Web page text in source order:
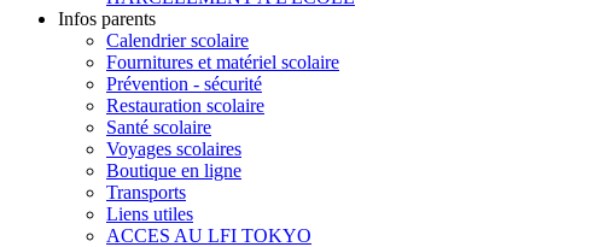
Infos parents
Calendrier scolaire
Fournitures et matériel scolaire
Prévention - sécurité
Restauration scolaire
Santé scolaire
Voyages scolaires
Boutique en ligne
Transports
Liens utiles
ACCES AU LFI TOKYO